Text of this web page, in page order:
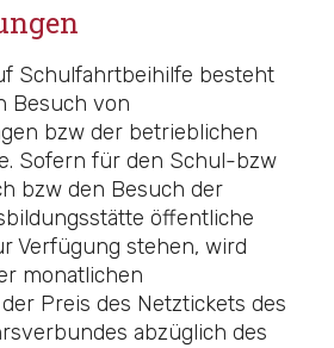
Schulfahrtbeihilfe besteht
Besuch von
bzw der betrieblichen
Sofern für den Schul-bzw
bzw den Besuch der
öffentliche
Verfügung stehen, wird
monatlichen
Preis des Netztickets des
abzüglich des